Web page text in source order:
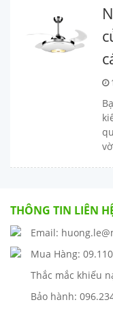
THÔNG TIN LIÊN
Email:
Mua Hàng:
Thắc mắc khiếu
Bảo hành: